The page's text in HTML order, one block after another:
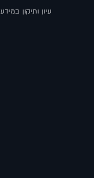
עיון ותיקון במידע